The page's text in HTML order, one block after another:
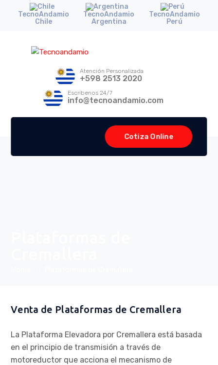
TecnoAndamio
Chile
TecnoAndamio
Argentina
TecnoAndamio
Perú
Atención Personalizada
+598 2513 2020
Escríbenos 24/7
info@tecnoandamio.com
Cotiza Online
Venta de Plataformas de Cremallera
La Plataforma Elevadora por Cremallera está basada
en el principio de transmisión a través de
motoreductor que acciona el mecanismo de